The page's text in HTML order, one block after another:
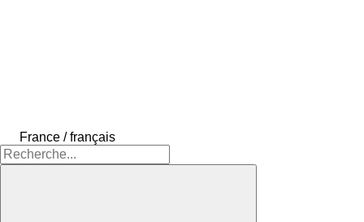
France / français